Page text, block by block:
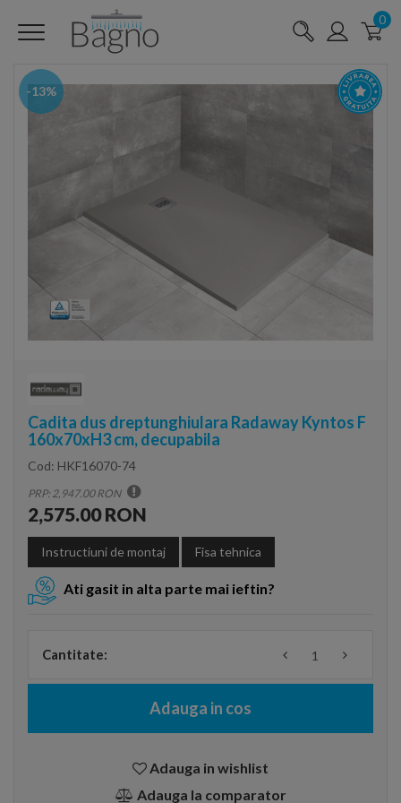
0
-13%
Cadita dus dreptunghiulara Radaway Kyntos F
160x70xH3 cm, decupabila
Cod: HKF16070-74
PRP: 2,947.00 RON
2,575.00 RON
Instructiuni de montaj Fisa tehnica
Ati gasit in alta parte mai ieftin?
Cantitate:
Adauga in cos
Adauga in wishlist
Adauga la comparator